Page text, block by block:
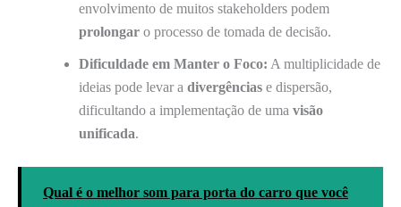
envolvimento de muitos stakeholders podem
prolongar o processo de tomada de decisão.
Dificuldade em Manter o Foco: A multiplicidade de
ideias pode levar a divergências e dispersão,
dificultando a implementação de uma visão
unificada.
Qual é o melhor som para porta do carro que você